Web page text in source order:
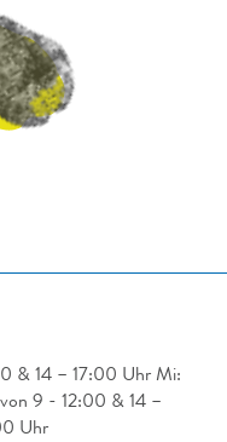
& 14 – 17:00 Uhr Mi:
9 - 12:00 & 14 –
Uhr